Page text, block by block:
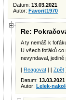
Datum: 13.03.2021
Autor: Favorit1970
Re:
A ty nemáš k
U všech foťáků co
nevyndaval, jedině
[ Reagovat ] [ Zpět
Datum: 13.03.2021
Autor: Lelek-